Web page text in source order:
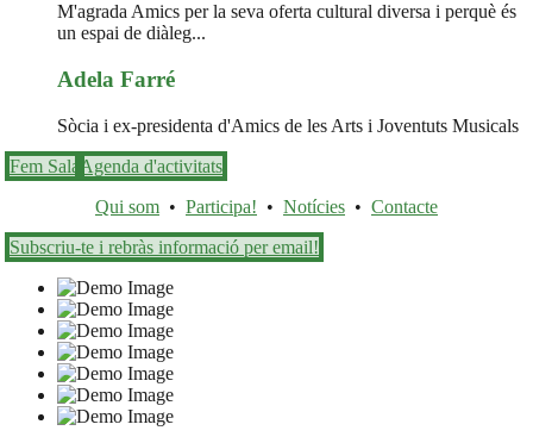
M'agrada Amics per la seva oferta cultural diversa i perquè és
un espai de diàleg...
Adela Farré
Sòcia i ex-presidenta d'Amics de les Arts i Joventuts Musicals
Fem Sala Agenda d'activitats
Qui som • Participa! • Notícies • Contacte
Subscriu-te i rebràs informació per email!